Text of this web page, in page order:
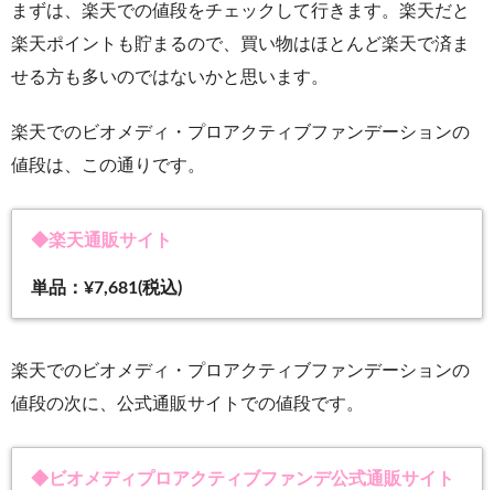
まずは、楽天での値段をチェックして行きます。楽天だと
楽天ポイントも貯まるので、買い物はほとんど楽天で済ま
せる方も多いのではないかと思います。
楽天でのビオメディ・プロアクティブファンデーションの
値段は、この通りです。
◆楽天通販サイト
単品：¥7,681(税込)
楽天でのビオメディ・プロアクティブファンデーションの
値段の次に、公式通販サイトでの値段です。
◆ビオメディプロアクティブファンデ公式通販サイト